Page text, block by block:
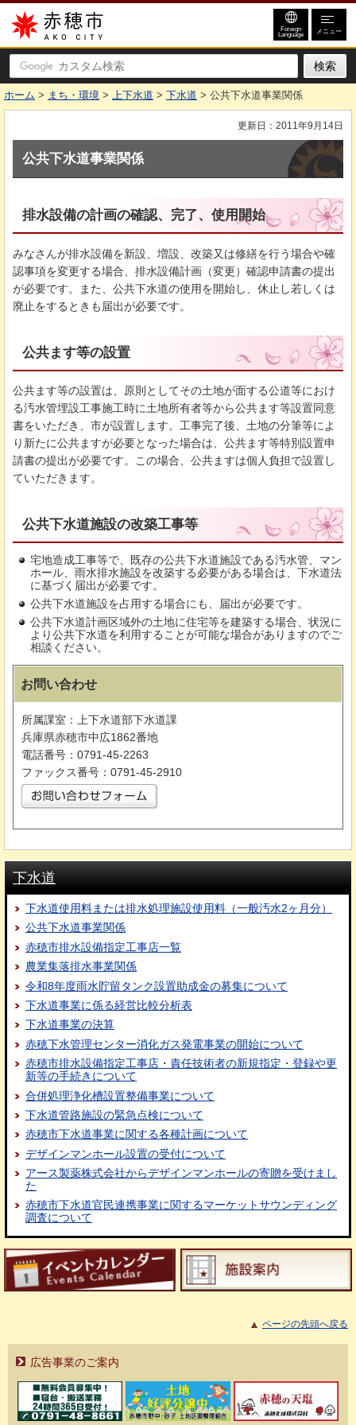
赤穂市
Foreign
Language メニュー
ホーム > まち・環境 > 上下水道 > 下水道 > 公共下水道事業関係
更新日：2011年9月14日
公共下水道事業関係
排水設備の計画の確認、完了、使用開始
みなさんが排水設備を新設、増設、改築又は修繕を行う場合や確
認事項を変更する場合、排水設備計画（変更）確認申請書の提出
が必要です。また、公共下水道の使用を開始し、休止し若しくは
廃止をするときも届出が必要です。
公共ます等の設置
公共ます等の設置は、原則としてその土地が面する公道等におけ
る汚水管埋設工事施工時に土地所有者等から公共ます等設置同意
書をいただき、市が設置します。工事完了後、土地の分筆等によ
り新たに公共ますが必要となった場合は、公共ます等特別設置申
請書の提出が必要です。この場合、公共ますは個人負担で設置し
ていただきます。
公共下水道施設の改築工事等
宅地造成工事等で、既存の公共下水道施設である汚水管、マン
ホール、雨水排水施設を改築する必要がある場合は、下水道法
に基づく届出が必要です。
公共下水道施設を占用する場合にも、届出が必要です。
公共下水道計画区域外の土地に住宅等を建築する場合、状況に
より公共下水道を利用することが可能な場合がありますのでご
相談ください。
お問い合わせ
所属課室：上下水道部下水道課
兵庫県赤穂市中広1862番地
電話番号：0791-45-2263
ファックス番号：0791-45-2910
下水道
下水道使用料または排水処理施設使用料（一般汚水2ヶ月分）
公共下水道事業関係
赤穂市排水設備指定工事店一覧
農業集落排水事業関係
令和8年度雨水貯留タンク設置助成金の募集について
下水道事業に係る経営比較分析表
下水道事業の決算
赤穂下水管理センター消化ガス発電事業の開始について
赤穂市排水設備指定工事店・責任技術者の新規指定・登録や更
新等の手続きについて
合併処理浄化槽設置整備事業について
下水道管路施設の緊急点検について
赤穂市下水道事業に関する各種計画について
デザインマンホール設置の受付について
アース製薬株式会社からデザインマンホールの寄贈を受けまし
た
赤穂市下水道官民連携事業に関するマーケットサウンディング
調査について
ページの先頭へ戻る
広告事業のご案内